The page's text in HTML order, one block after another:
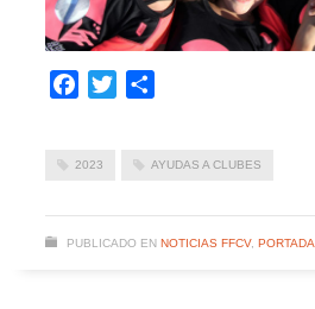
Facebook
Twitter
2023 AYUDAS A CLUBES
PUBLICADO EN NOTICIAS FFCV, PORTADA